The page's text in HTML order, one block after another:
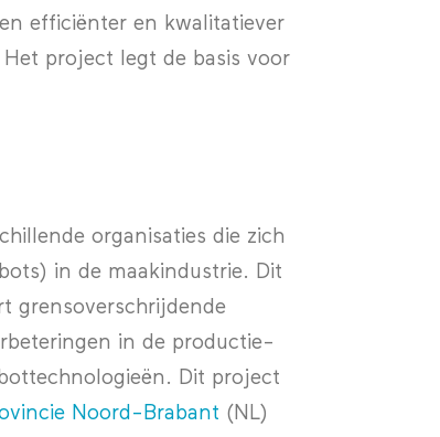
efficiënter en kwalitatiever
project legt de basis voor
organisaties die zich
in de maakindustrie. Dit
grensoverschrijdende
in de productie-
Dit project
Noord-Brabant (NL)